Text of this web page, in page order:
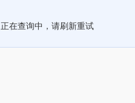
正在查询中，请刷新重试